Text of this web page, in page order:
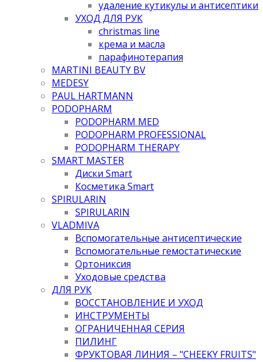
удаление кутикулы и антисептики
УХОД ДЛЯ РУК
christmas line
крема и масла
парафинотерапия
MARTINI BEAUTY BV
MEDESY
PAUL HARTMANN
PODOPHARM
PODOPHARM MED
PODOPHARM PROFESSIONAL
PODOPHARM THERAPY
SMART MASTER
Диски Smart
Косметика Smart
SPIRULARIN
SPIRULARIN
VLADMIVA
Вспомогательные антисептические
Вспомогательные гемостатические
Ортониксия
Уходовые средства
ДЛЯ РУК
ВОССТАНОВЛЕНИЕ И УХОД
ИНСТРУМЕНТЫ
ОГРАНИЧЕННАЯ СЕРИЯ
ПИЛИНГ
ФРУКТОВАЯ ЛИНИЯ – "CHEEKY FRUITS"